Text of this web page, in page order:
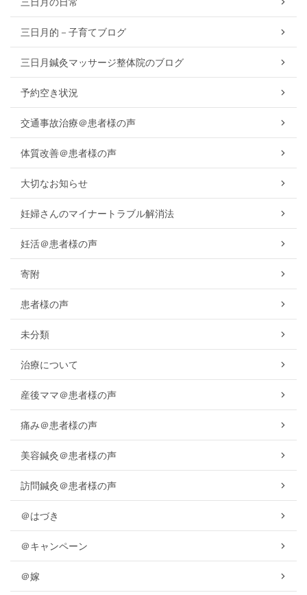
三日月的－子育てブログ
三日月鍼灸マッサージ整体院のブログ
予約空き状況
交通事故治療＠患者様の声
体質改善＠患者様の声
大切なお知らせ
妊婦さんのマイナートラブル解消法
妊活＠患者様の声
寄附
患者様の声
未分類
治療について
産後ママ＠患者様の声
痛み＠患者様の声
美容鍼灸＠患者様の声
訪問鍼灸＠患者様の声
＠はづき
＠キャンペーン
＠嫁